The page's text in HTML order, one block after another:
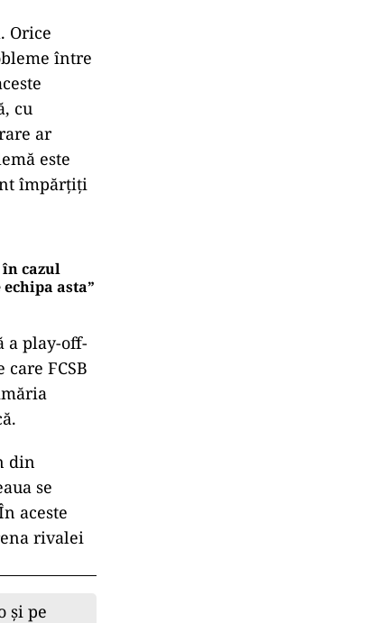
Orice
între
cu
ar
este
împărţiţi
în cazul
asta”
a play-off-
FCSB
din
se
aceste
rivalei
și pe